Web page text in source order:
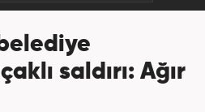
saldırı: Ağır